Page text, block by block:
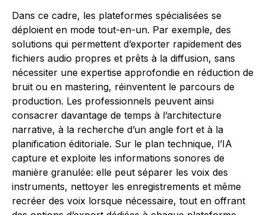
Dans ce cadre, les plateformes spécialisées se
déploient en mode tout-en-un. Par exemple, des
solutions qui permettent d’exporter rapidement des
fichiers audio propres et prêts à la diffusion, sans
nécessiter une expertise approfondie en réduction de
bruit ou en mastering, réinventent le parcours de
production. Les professionnels peuvent ainsi
consacrer davantage de temps à l’architecture
narrative, à la recherche d’un angle fort et à la
planification éditoriale. Sur le plan technique, l’IA
capture et exploite les informations sonores de
manière granulée: elle peut séparer les voix des
instruments, nettoyer les enregistrements et même
recréer des voix lorsque nécessaire, tout en offrant